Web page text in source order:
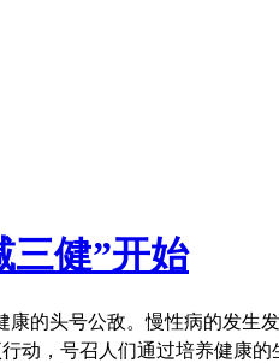
三健”开始
的头号公敌。慢性病的发
动，号召人们通过培养健康